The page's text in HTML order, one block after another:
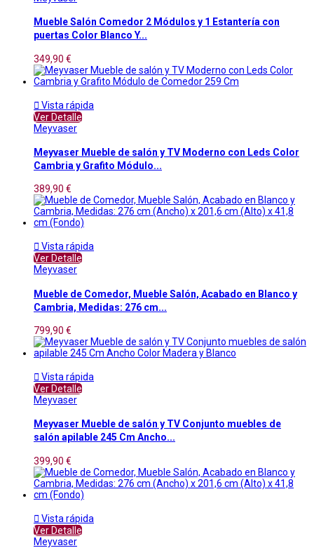
Mueble Salón Comedor 2 Módulos y 1 Estantería con
puertas Color Blanco Y...
349,90 €
 Vista rápida
Ver Detalle
Meyvaser
Meyvaser Mueble de salón y TV Moderno con Leds Color
Cambria y Grafito Módulo...
389,90 €
 Vista rápida
Ver Detalle
Meyvaser
Mueble de Comedor, Mueble Salón, Acabado en Blanco y
Cambria, Medidas: 276 cm...
799,90 €
 Vista rápida
Ver Detalle
Meyvaser
Meyvaser Mueble de salón y TV Conjunto muebles de
salón apilable 245 Cm Ancho...
399,90 €
 Vista rápida
Ver Detalle
Meyvaser